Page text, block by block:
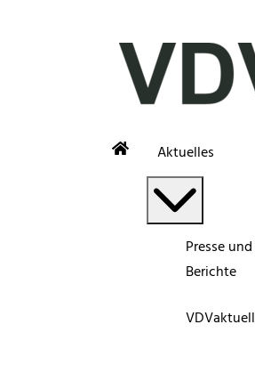
Aktuelles
Presse und
Berichte
VDVaktuell